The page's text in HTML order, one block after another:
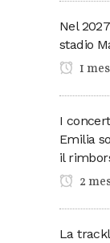
Nel
stadio
1
I
Emilia
il
2
La